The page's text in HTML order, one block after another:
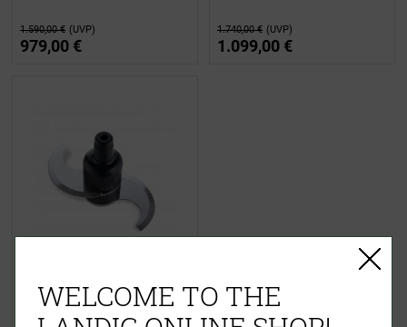
1.590,00 € (UVP)
979,00 €
1.740,00 € (UVP)
1.099,00 €
Ersatzmesser für Kutter
WELCOME TO THE